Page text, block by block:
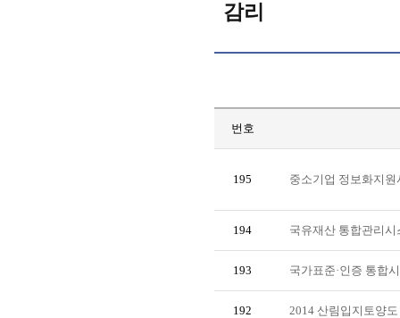
감리
번호
195 중소기업 정보화지
194 국유재산 통합관리
193 국가표준·인증 통합
192 2014 산림입지토양